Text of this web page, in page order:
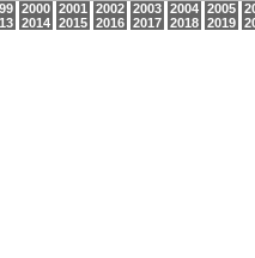
2000 2001 2002 2003 2004 2005
2014 2015 2016 2017 2018 2019